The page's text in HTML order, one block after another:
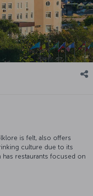
is felt, also offers
culture due to its
has restaurants focused on
with its touristic